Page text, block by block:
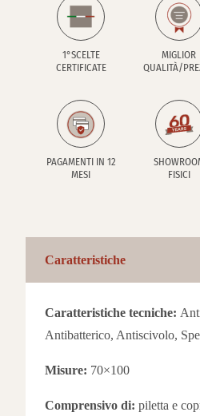
1°SCELTE
CERTIFICATE
MIGLIOR
QUALITÀ/
PAGAMENTI IN 12
MESI
FISICI
Caratteristiche
Caratteristiche tecniche:
Antibatterico, Antiscivolo,
Misure: 70×100
Comprensivo di: piletta e